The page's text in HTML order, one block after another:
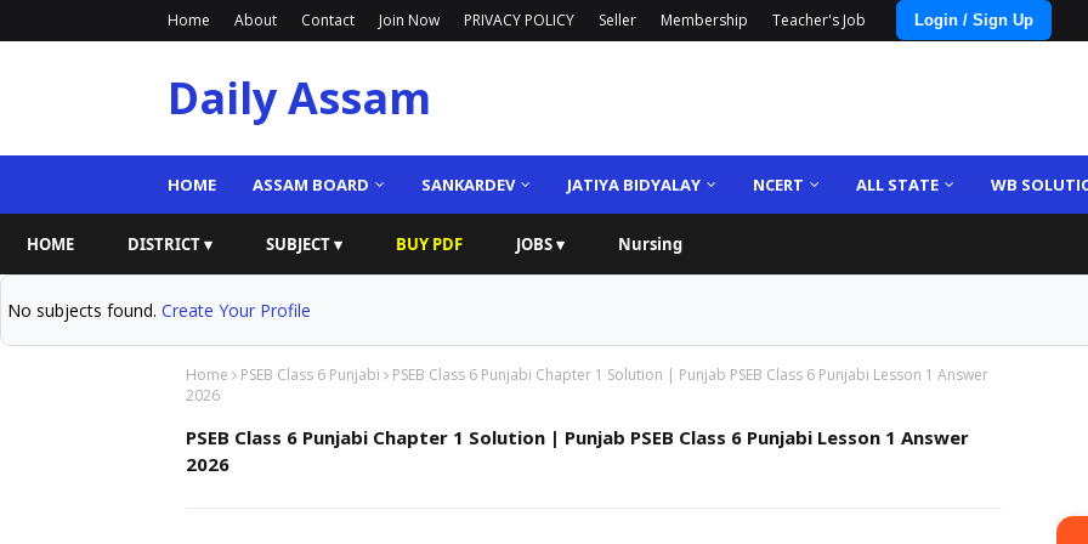
Home About Contact Join Now PRIVACY POLICY Seller Membership Teacher's Job Login / Sign Up
Daily Assam
HOME ASSAM BOARD SANKARDEV JATIYA BIDYALAY NCERT ALL STATE WB
HOME DISTRICT ▾ SUBJECT ▾ BUY PDF JOBS ▾ Nursing
No subjects found. Create Your Profile
Home PSEB Class 6 Punjabi
PSEB Class 6 Punjabi Chapter 1 Solution | Punjab PSEB Class 6 Punjabi Lesson 1 Answer
2026
PSEB Class 6 Punjabi Chapter 1 Solution | Punjab PSEB Class 6 Punjabi Lesson 1 Answer
2026